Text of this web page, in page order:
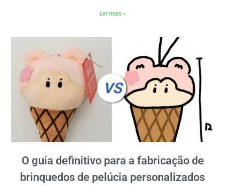
Ler mais »
O guia definitivo para a fabricação de
brinquedos de pelúcia personalizados